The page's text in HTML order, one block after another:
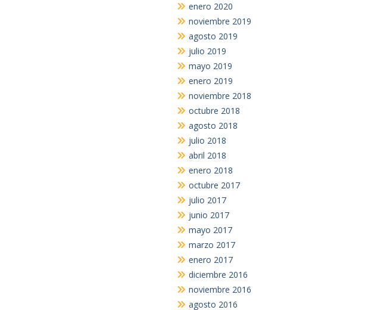
enero 2020
noviembre 2019
agosto 2019
julio 2019
mayo 2019
enero 2019
noviembre 2018
octubre 2018
agosto 2018
julio 2018
abril 2018
enero 2018
octubre 2017
julio 2017
junio 2017
mayo 2017
marzo 2017
enero 2017
diciembre 2016
noviembre 2016
agosto 2016